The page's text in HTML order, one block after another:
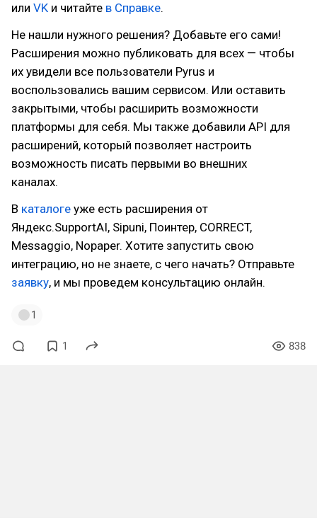
или VK и читайте в Справке.
Не нашли нужного решения? Добавьте его сами!
Расширения можно публиковать для всех — чтобы
их увидели все пользователи Pyrus и
воспользовались вашим сервисом. Или оставить
закрытыми, чтобы расширить возможности
платформы для себя. Мы также добавили API для
расширений, который позволяет настроить
возможность писать первыми во внешних
каналах.
В каталоге уже есть расширения от
Яндекс.SupportAI, Sipuni, Поинтер, CORRECT,
Messaggio, Nopaper. Хотите запустить свою
интеграцию, но не знаете, с чего начать? Отправьте
заявку, и мы проведем консультацию онлайн.
1
1 838